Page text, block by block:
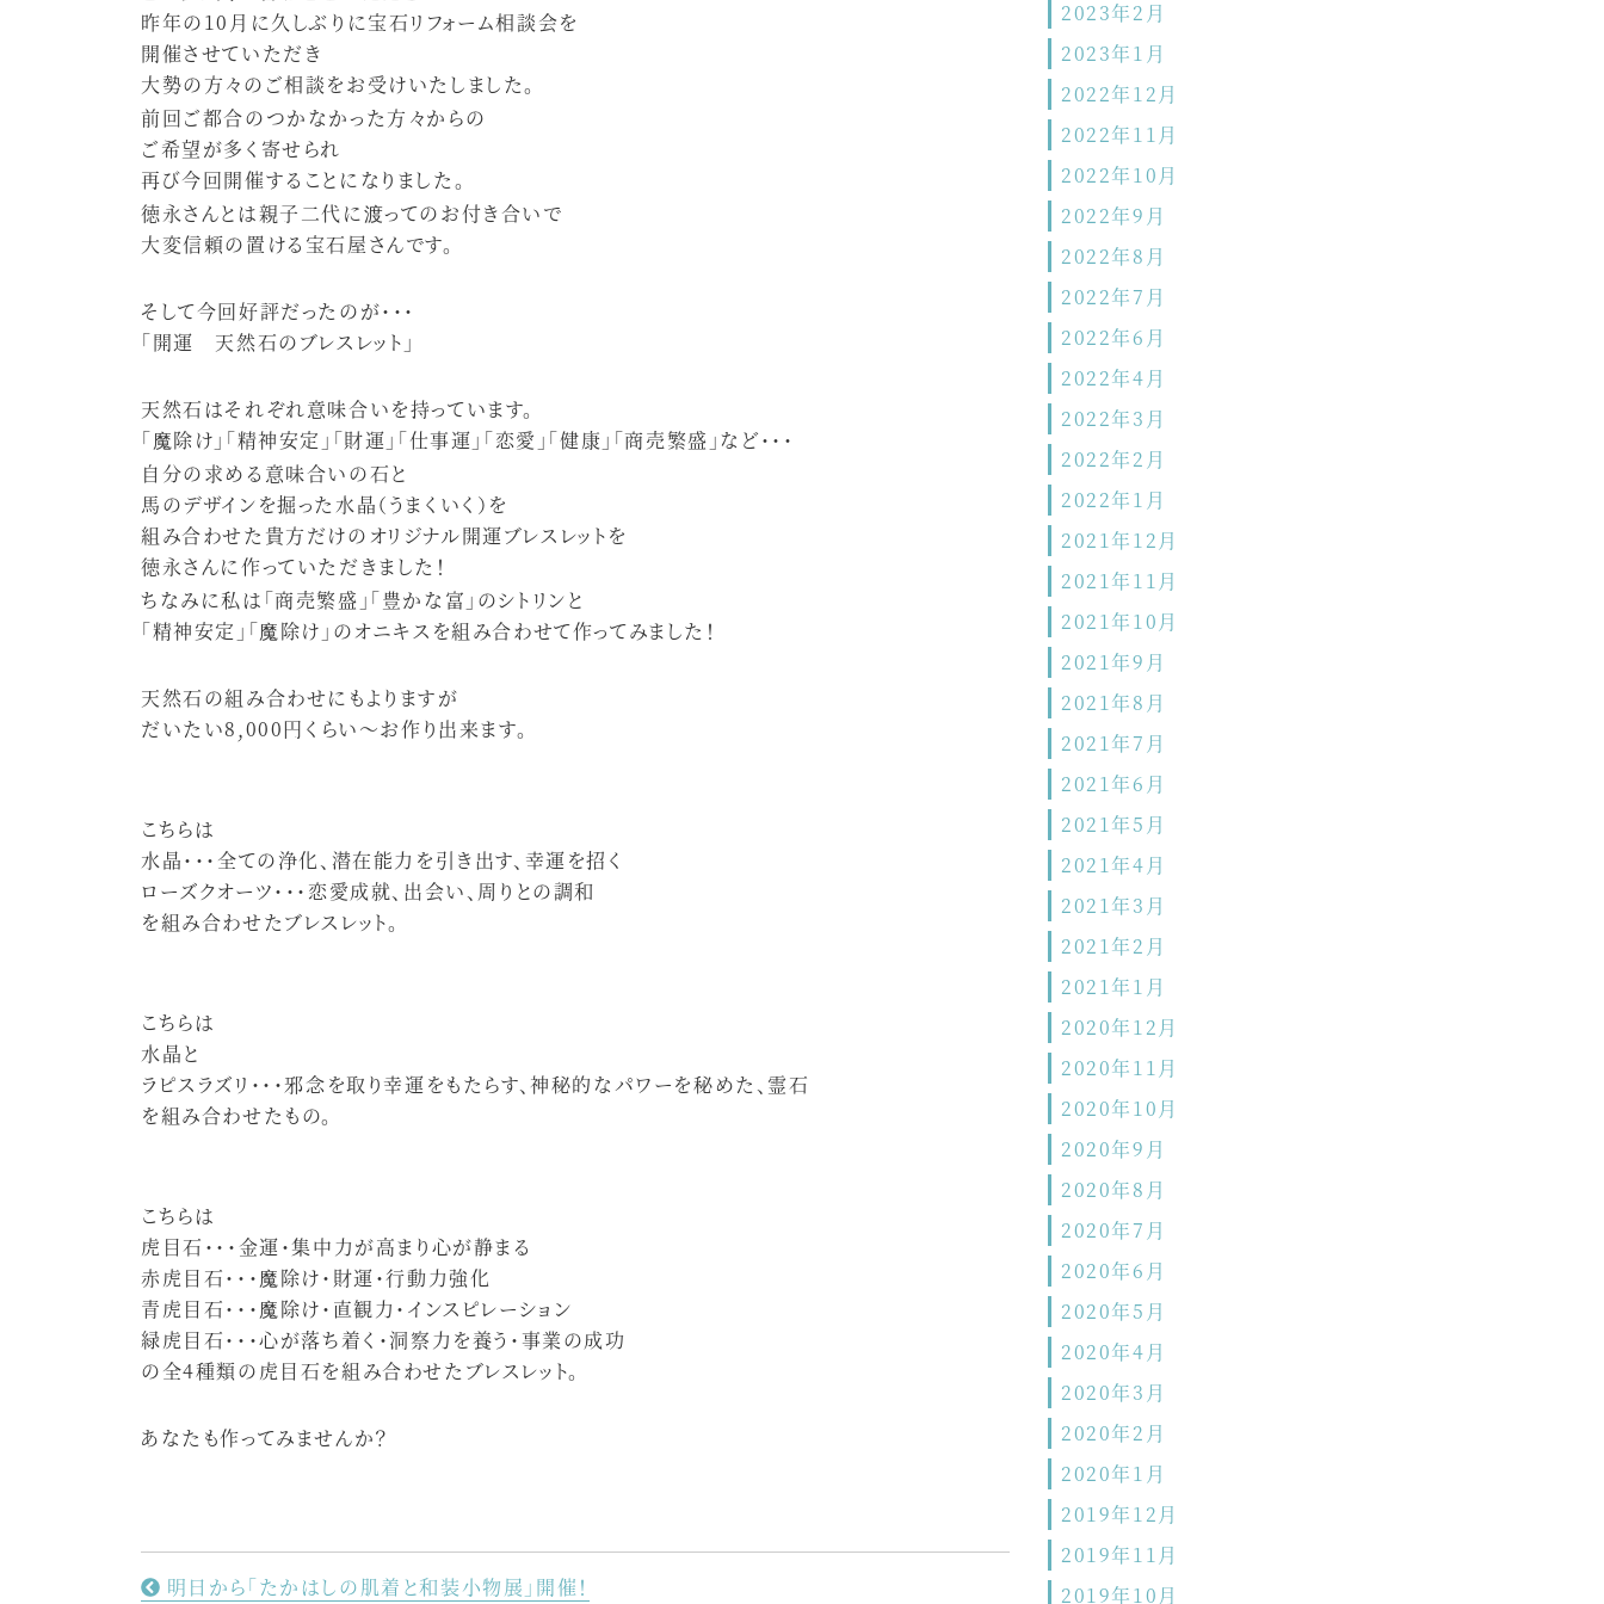
昨年の10月に久しぶりに宝石リフォーム相談会を
開催させていただき
大勢の方々のご相談をお受けいたしました。
前回ご都合のつかなかった方々からの
ご希望が多く寄せられ
再び今回開催することになりました。
徳永さんとは親子二代に渡ってのお付き合いで
大変信頼の置ける宝石屋さんです。
そして今回好評だったのが・・・
「開運 天然石のブレスレット」
天然石はそれぞれ意味合いを持っています。
「魔除け」「精神安定」「財運」「仕事運」「恋愛」「健康」「商売繁盛」など・・・
自分の求める意味合いの石と
馬のデザインを掘った水晶（うまくいく）を
組み合わせた貴方だけのオリジナル開運ブレスレットを
徳永さんに作っていただきました！
ちなみに私は「商売繁盛」「豊かな富」のシトリンと
「精神安定」「魔除け」のオニキスを組み合わせて作ってみました！
天然石の組み合わせにもよりますが
だいたい8,000円くらい〜お作り出来ます。
こちらは
水晶・・・全ての浄化、潜在能力を引き出す、幸運を招く
ローズクオーツ・・・恋愛成就、出会い、周りとの調和
を組み合わせたブレスレット。
こちらは
水晶と
ラピスラズリ・・・邪念を取り幸運をもたらす、神秘的なパワーを秘めた、霊石
を組み合わせたもの。
こちらは
虎目石・・・金運・集中力が高まり心が静まる
赤虎目石・・・魔除け・財運・行動力強化
青虎目石・・・魔除け・直観力・インスピレーション
緑虎目石・・・心が落ち着く・洞察力を養う・事業の成功
の全4種類の虎目石を組み合わせたブレスレット。
あなたも作ってみませんか？
明日から「たかはしの肌着と和装小物展」開催！
2023年2月
2023年1月
2022年12月
2022年11月
2022年10月
2022年9月
2022年8月
2022年7月
2022年6月
2022年4月
2022年3月
2022年2月
2022年1月
2021年12月
2021年11月
2021年10月
2021年9月
2021年8月
2021年7月
2021年6月
2021年5月
2021年4月
2021年3月
2021年2月
2021年1月
2020年12月
2020年11月
2020年10月
2020年9月
2020年8月
2020年7月
2020年6月
2020年5月
2020年4月
2020年3月
2020年2月
2020年1月
2019年12月
2019年11月
2019年10月